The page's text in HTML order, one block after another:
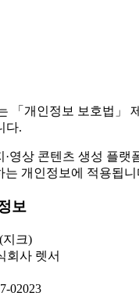
「개인정보 보호법」
다.
영상 콘텐츠 생성 플랫
개인정보에 적용됩니
보
지크)
회사 렛서
02023